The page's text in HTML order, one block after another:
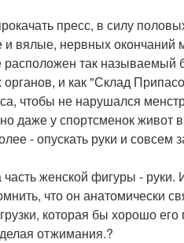
пресс, в силу
вялые, нервных окончаний
расположен так
и как "Склад
чтобы не нарушался
даже у спортсменок живот
- опускать руки и совсем
женской фигуры - руки.
что он анатомически
которая бы хорошо его
отжимания.?